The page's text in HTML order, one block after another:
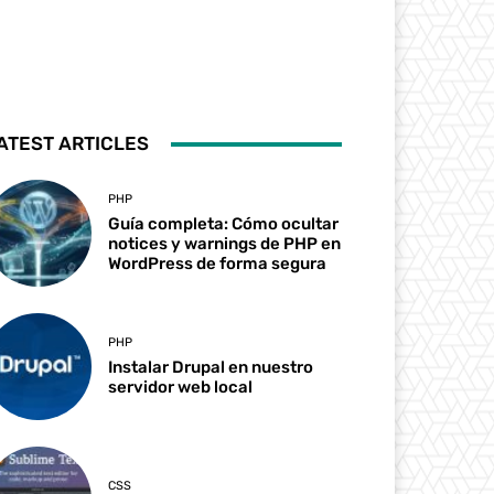
ARTICLES
PHP
Guía completa: Cómo ocultar
notices y warnings de PHP en
WordPress de forma segura
PHP
Instalar Drupal en nuestro
servidor web local
CSS